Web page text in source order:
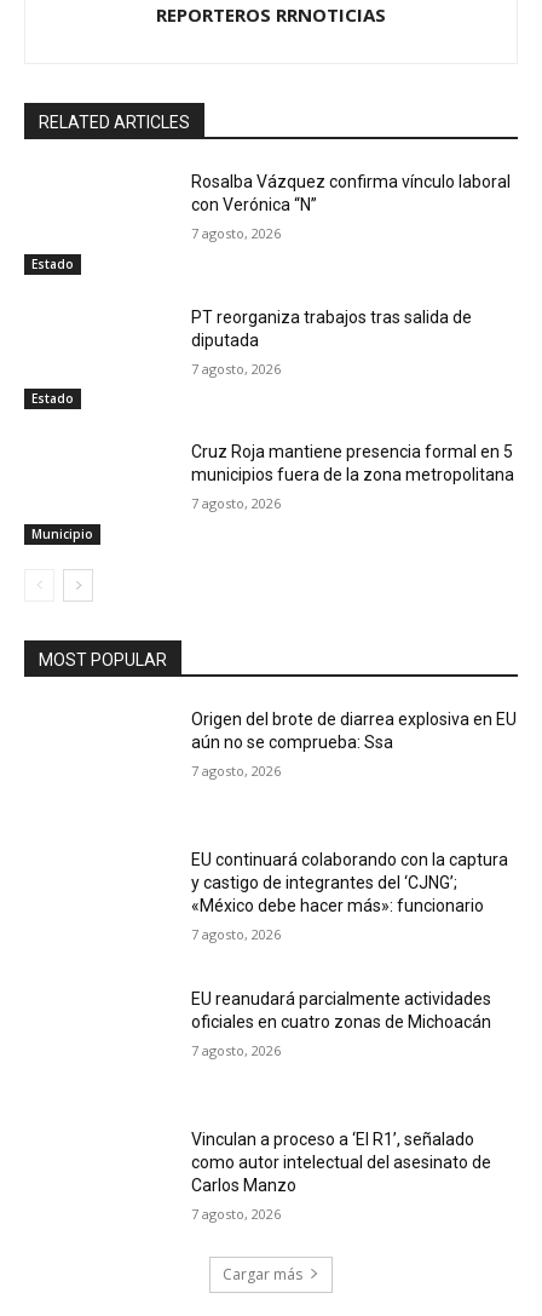
REPORTEROS RRNOTICIAS
RELATED ARTICLES
Estado
Rosalba Vázquez confirma vínculo laboral
con Verónica “N”
7 agosto, 2026
Estado
PT reorganiza trabajos tras salida de
diputada
7 agosto, 2026
Municipio
Cruz Roja mantiene presencia formal en 5
municipios fuera de la zona metropolitana
7 agosto, 2026
MOST POPULAR
Origen del brote de diarrea explosiva en EU
aún no se comprueba: Ssa
7 agosto, 2026
EU continuará colaborando con la captura
y castigo de integrantes del ‘CJNG’;
«México debe hacer más»: funcionario
7 agosto, 2026
EU reanudará parcialmente actividades
oficiales en cuatro zonas de Michoacán
7 agosto, 2026
Vinculan a proceso a ‘El R1’, señalado
como autor intelectual del asesinato de
Carlos Manzo
7 agosto, 2026
Cargar más